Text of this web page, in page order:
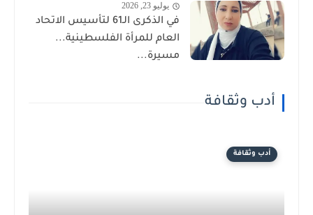
يوليو 23, 2026
في الذكرى الـ61 لتأسيس الاتحاد
العام للمرأة الفلسطينية...
مسيرة...
أدب وثقافة
أدب وثقافة